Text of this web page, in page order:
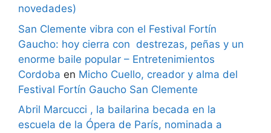
novedades)
San Clemente vibra con el Festival Fortín
Gaucho: hoy cierra con destrezas, peñas y un
enorme baile popular – Entretenimientos
Cordoba en Micho Cuello, creador y alma del
Festival Fortín Gaucho San Clemente
Abril Marcucci , la bailarina becada en la
escuela de la Ópera de París, nominada a